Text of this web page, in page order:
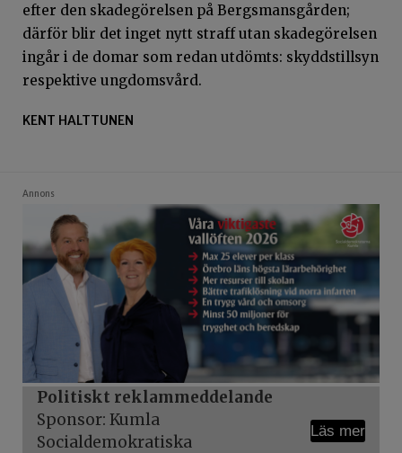
efter den skadegörelsen på Bergsmansgården;
därför blir det inget nytt straff utan skadegörelsen
ingår i de domar som redan utdömts: skyddstillsyn
respektive ungdomsvård.
KENT HALTTUNEN
Annons
Politiskt reklammeddelande
Sponsor: Kumla
Socialdemokratiska
Läs mer